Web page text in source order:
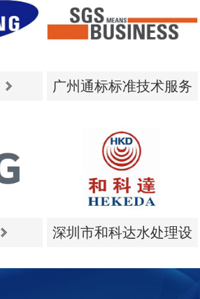
广州通标标准技术服务
广州通标标准技术服务
有限公司
深圳市和科达水处理设